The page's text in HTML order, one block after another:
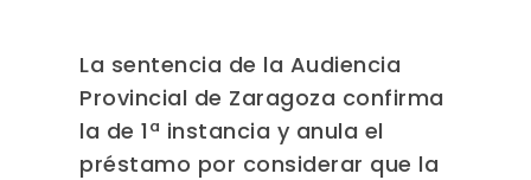
La sentencia de la Audiencia
Provincial de Zaragoza confirma
la de 1ª instancia y anula el
préstamo por considerar que la